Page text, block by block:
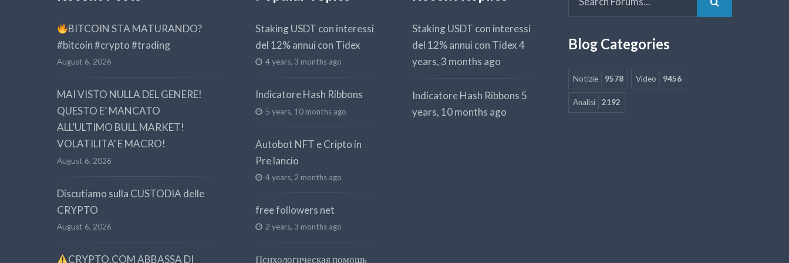
BITCOIN STA MATURANDO?
#bitcoin #crypto #trading
August 6, 2026
MAI VISTO NULLA DEL GENERE!
QUESTO E’ MANCATO
ALL’ULTIMO BULL MARKET!
VOLATILITA’ E MACRO!
August 6, 2026
Discutiamo sulla CUSTODIA delle
CRYPTO
August 6, 2026
CRYPTO.COM ABBASSA DI
Staking USDT con interessi
del 12% annui con Tidex
4 years, 3 months ago
Indicatore Hash Ribbons
5 years, 10 months ago
Autobot NFT e Cripto in
Pre lancio
4 years, 2 months ago
free followers net
2 years, 3 months ago
Психологическая помощь
Staking USDT con interessi
del 12% annui con Tidex4
years, 3 months ago
Indicatore Hash Ribbons 5
years, 10 months ago
Blog Categories
Notizie 9578 Video 9456
Analisi 2192